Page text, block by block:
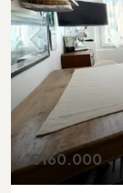
€160.000